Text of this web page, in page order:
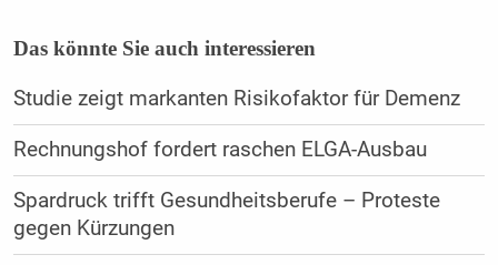
Das könnte Sie auch interessieren
Studie zeigt markanten Risikofaktor für Demenz
Rechnungshof fordert raschen ELGA-Ausbau
Spardruck trifft Gesundheitsberufe – Proteste
gegen Kürzungen